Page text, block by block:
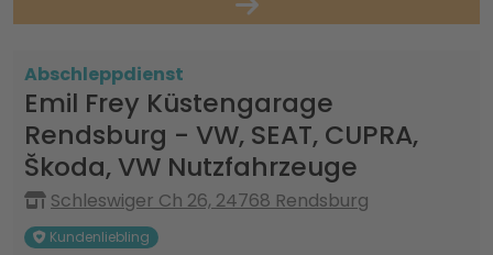
Abschleppdienst
Emil Frey Küstengarage
Rendsburg - VW, SEAT, CUPRA,
Škoda, VW Nutzfahrzeuge
Schleswiger Ch 26, 24768 Rendsburg
Kundenliebling